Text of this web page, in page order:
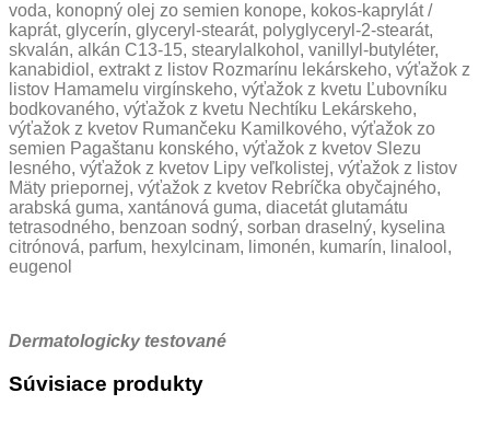
voda, konopný olej zo semien konope, kokos-kaprylát /
kaprát, glycerín, glyceryl-stearát, polyglyceryl-2-stearát,
skvalán, alkán C13-15, stearylalkohol, vanillyl-butyléter,
kanabidiol, extrakt z listov Rozmarínu lekárskeho, výťažok z
listov Hamamelu virgínskeho, výťažok z kvetu Ľubovníku
bodkovaného, výťažok z kvetu Nechtíku Lekárskeho,
výťažok z kvetov Rumančeku Kamilkového, výťažok zo
semien Pagaštanu konského, výťažok z kvetov Slezu
lesného, výťažok z kvetov Lipy veľkolistej, výťažok z listov
Mäty priepornej, výťažok z kvetov Rebríčka obyčajného,
arabská guma, xantánová guma, diacetát glutamátu
tetrasodného, benzoan sodný, sorban draselný, kyselina
citrónová, parfum, hexylcinam, limonén, kumarín, linalool,
eugenol
Dermatologicky testované
Súvisiace produkty